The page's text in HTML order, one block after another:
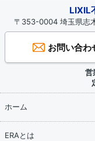
LIXIL
〒353-0004 埼玉県志
お問い合わ
営
ホーム
ERAとは